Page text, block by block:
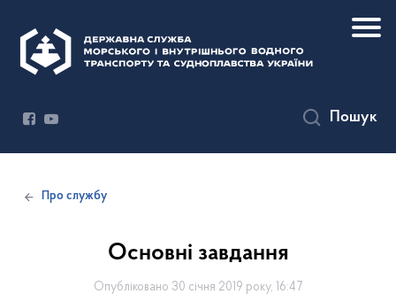
Пошук
Про службу
Основні завдання
Опубліковано 30 січня 2019 року, 16:47